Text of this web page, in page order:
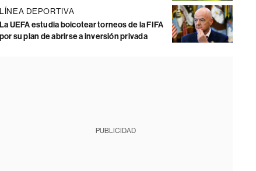
LÍNEA DEPORTIVA
La UEFA estudia boicotear torneos de la FIFA
por su plan de abrirse a inversión privada
PUBLICIDAD